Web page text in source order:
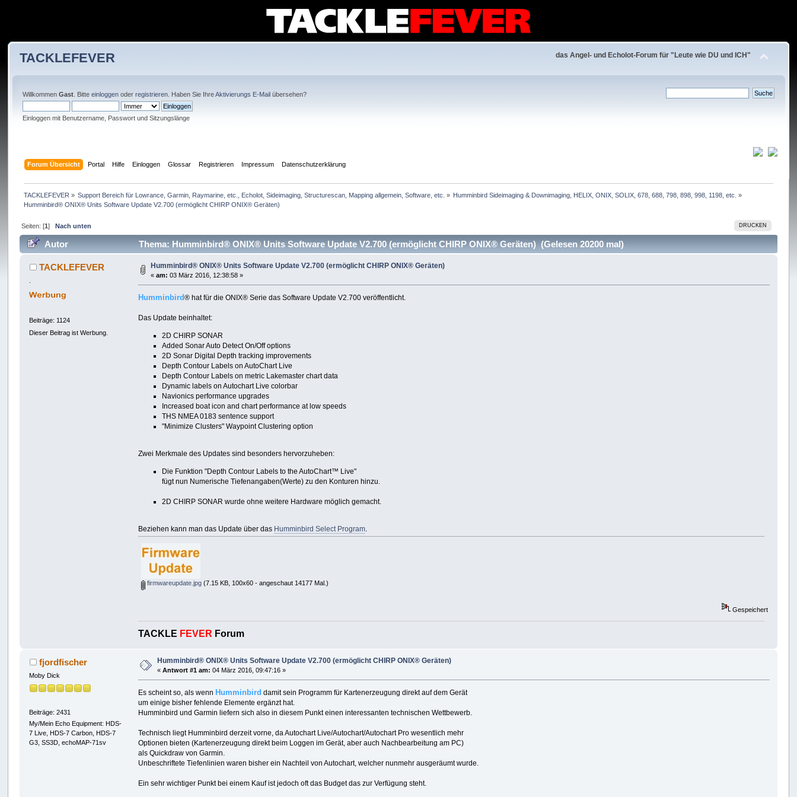
TACKLEFEVER das Angel- und Echolot-Forum für "Leute wie DU und ICH"
WillkommenGast . Bitteeinloggen oderregistrieren . Haben Sie IhreAktivierungs E-Mail übersehen?
Einloggen mit Benutzername, Passwort und Sitzungslänge
Forum Übersicht Portal Hilfe Einloggen Glossar Registrieren Impressum Datenschutzerklärung
TACKLEFEVER » Support Bereich für Lowrance, Garmin, Raymarine, etc., Echolot, Sideimaging, Structurescan, Mapping allgemein, Software, etc. » Humminbird Sideimaging & Downimaging, HELIX, ONIX, SOLIX, 678, 688, 798, 898, 998, 1198, etc. »
Humminbird® ONIX® Units Software Update V2.700 (ermöglicht CHIRP ONIX® Geräten)
DRUCKEN
Seiten: [1] Nach unten
Autor Thema: Humminbird® ONIX® Units Software Update V2.700 (ermöglicht CHIRP ONIX® Geräten) (Gelesen 20200 mal)
TACKLEFEVER
Beiträge: 1124
Dieser Beitrag ist Werbung.
Humminbird® ONIX® Units Software Update V2.700 (ermöglicht CHIRP ONIX® Geräten)
«am: 03 März 2016, 12:38:58 »
Humminbird® hat für die ONIX® Serie das Software Update V2.700 veröffentlicht.
Das Update beinhaltet:
2D CHIRP SONAR
Added Sonar Auto Detect On/Off options
2D Sonar Digital Depth tracking improvements
Depth Contour Labels on AutoChart Live
Depth Contour Labels on metric Lakemaster chart data
Dynamic labels on Autochart Live colorbar
Navionics performance upgrades
Increased boat icon and chart performance at low speeds
THS NMEA 0183 sentence support
"Minimize Clusters" Waypoint Clustering option
Zwei Merkmale des Updates sind besonders hervorzuheben:
Die Funktion "Depth Contour Labels to the AutoChart™ Live"
fügt nun Numerische Tiefenangaben(Werte) zu den Konturen hinzu.
2D CHIRP SONAR wurde ohne weitere Hardware möglich gemacht.
Beziehen kann man das Update über das Humminbird Select Program.
firmwareupdate.jpg (7.15 KB, 100x60 - angeschaut 14177 Mal.)
Gespeichert
TACKLE FEVER Forum
fjordfischer
Moby Dick
Beiträge: 2431
My/Mein Echo Equipment: HDS-
7 Live, HDS-7 Carbon, HDS-7
G3, SS3D, echoMAP-71sv
Humminbird® ONIX® Units Software Update V2.700 (ermöglicht CHIRP ONIX® Geräten)
«Antwort #1 am: 04 März 2016, 09:47:16 »
Es scheint so, als wenn Humminbird damit sein Programm für Kartenerzeugung direkt auf dem Gerät
um einige bisher fehlende Elemente ergänzt hat.
Humminbird und Garmin liefern sich also in diesem Punkt einen interessanten technischen Wettbewerb.
Technisch liegt Humminbird derzeit vorne, da Autochart Live/Autochart/Autochart Pro wesentlich mehr
Optionen bieten (Kartenerzeugung direkt beim Loggen im Gerät, aber auch Nachbearbeitung am PC)
als Quickdraw von Garmin.
Unbeschriftete Tiefenlinien waren bisher ein Nachteil von Autochart, welcher nunmehr ausgeräumt wurde.
Ein sehr wichtiger Punkt bei einem Kauf ist jedoch oft das Budget das zur Verfügung steht.